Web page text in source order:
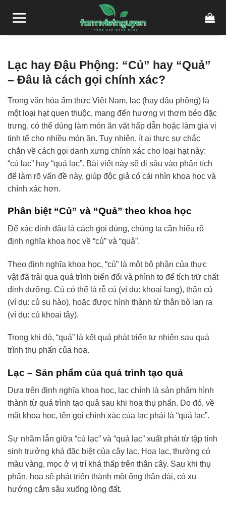
Lạc hay Đậu Phộng: “Củ” hay “Quả”
– Đâu là cách gọi chính xác?
Trong văn hóa ẩm thực Việt Nam, lạc (hay đậu phộng) là
một loại hạt quen thuộc, mang đến hương vị thơm béo đặc
trưng, có thể dùng làm món ăn vặt hấp dẫn hoặc làm gia vị
tinh tế cho nhiều món ăn. Tuy nhiên, ít ai thực sự chắc
chắn về cách gọi danh xưng chính xác cho loại hạt này:
“củ lạc” hay “quả lạc”. Bài viết này sẽ đi sâu vào phân tích
để làm rõ vấn đề này, giúp độc giả có cái nhìn khoa học và
chính xác hơn.
Phân biệt “Củ” và “Quả” theo khoa học
Để xác định đâu là cách gọi đúng, chúng ta cần hiểu rõ
định nghĩa khoa học về “củ” và “quả”.
Theo định nghĩa khoa học, “củ” là một bộ phận của thực
vật đã trải qua quá trình biến đổi và phình to để tích trữ chất
dinh dưỡng. Củ có thể là rễ củ (ví dụ: khoai lang), thân củ
(ví dụ: củ su hào), hoặc được hình thành từ thân bò lan ra
(ví dụ: củ khoai tây).
Trong khi đó, “quả” là kết quả phát triển tự nhiên sau quá
trình thụ phấn của hoa.
Lạc – Sản phẩm của quá trình tạo quả
Dựa trên định nghĩa khoa học, lạc chính là sản phẩm hình
thành từ quá trình tạo quả sau khi hoa thụ phấn. Do đó, về
mặt khoa học, tên gọi chính xác của lạc phải là “quả lạc”.
Sự nhầm lẫn giữa “củ lạc” và “quả lạc” xuất phát từ tập tính
sinh trưởng khá đặc biệt của cây lạc. Hoa lạc, thường có
màu vàng, mọc ở vị trí khá thấp trên thân cây. Sau khi thụ
phấn, hoa sẽ phát triển thành một ống thân dài, có xu
hướng cắm sâu xuống lòng đất.